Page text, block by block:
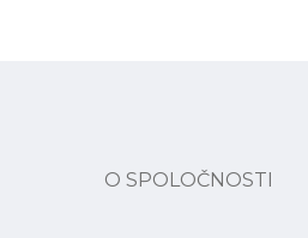
O SPOLOČNOSTI